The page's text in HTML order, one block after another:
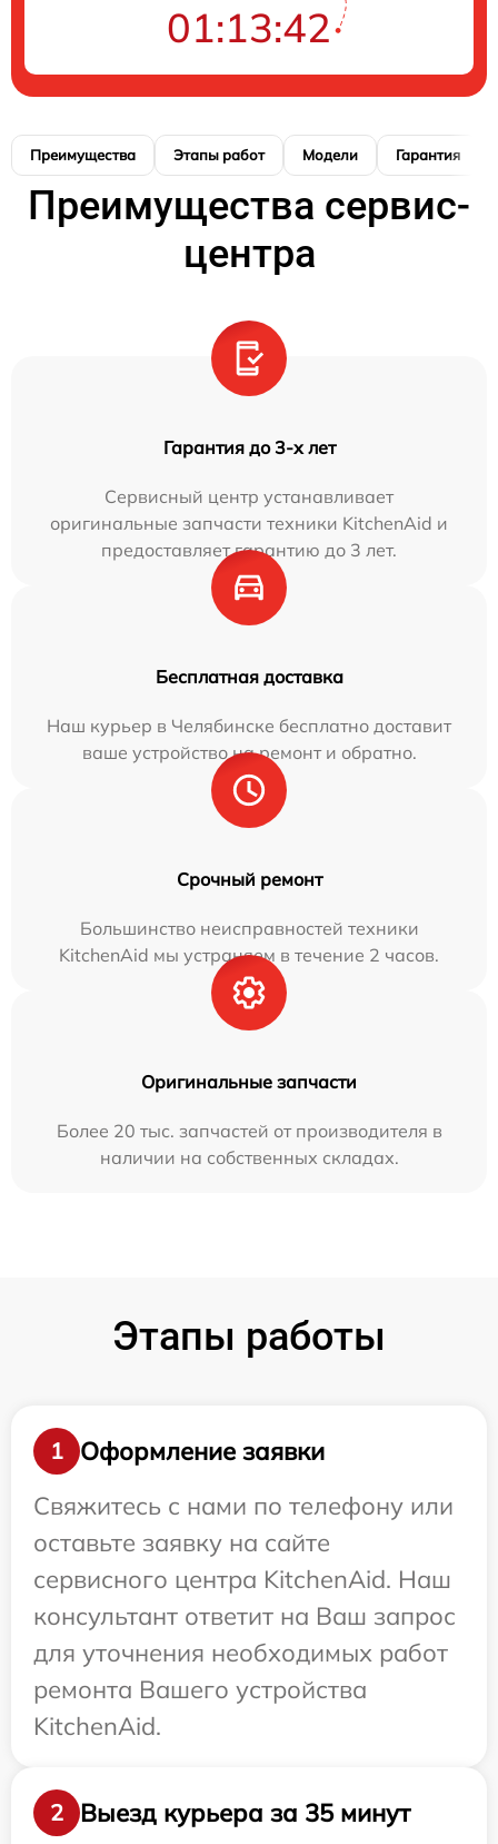
01:13:41
Преимущества Этапы работ Модели Гарантия
Преимущества сервис-
центра
Гарантия до 3-х лет
Сервисный центр устанавливает
оригинальные запчасти техники KitchenAid и
предоставляет гарантию до 3 лет.
Бесплатная доставка
Наш курьер в Челябинске бесплатно доставит
ваше устройство на ремонт и обратно.
Срочный ремонт
Большинство неисправностей техники
KitchenAid мы устраняем в течение 2 часов.
Оригинальные запчасти
Более 20 тыс. запчастей от производителя в
наличии на собственных складах.
Этапы работы
1
Оформление заявки
Свяжитесь с нами по телефону или
оставьте заявку на сайте
сервисного центра KitchenAid. Наш
консультант ответит на Ваш запрос
для уточнения необходимых работ
ремонта Вашего устройства
KitchenAid.
2 Выезд курьера за 35 минут